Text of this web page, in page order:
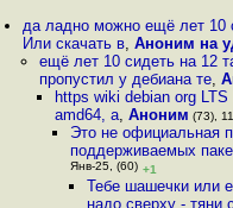
да ладно можно ещё лет 10
Или скачать в,Аноним на
ещё лет 10 сидеть на 12
пропустил у дебиана те,
https wiki debian org
amd64, a, Аноним (73),
Это не официальная
поддерживаемых
Янв-25, (60) +1
Тебе шашечки или
надо сверху - тяни